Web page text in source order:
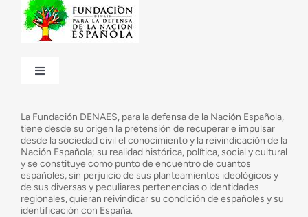
Toggle
¿Cuáles son nuestros objetivos?
Consejo Asesor
La Fundación DENAES, para la defensa de la Nación Española,
tiene desde su origen la pretensión de recuperar e impulsar
desde la sociedad civil el conocimiento y la reivindicación de la
Nación Española; su realidad histórica, política, social y cultural
y se constituye como punto de encuentro de cuantos
españoles, sin perjuicio de sus planteamientos ideológicos y
de sus diversas y peculiares pertenencias o identidades
regionales, quieran reivindicar su condición de españoles y su
identificación con España.